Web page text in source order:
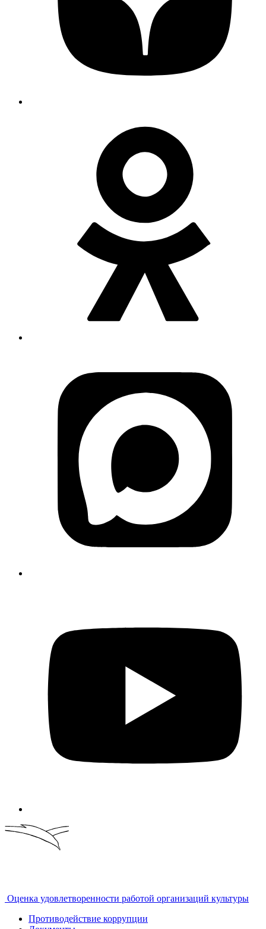
Оценка удовлетворенности работой организаций культуры
Противодействие коррупции